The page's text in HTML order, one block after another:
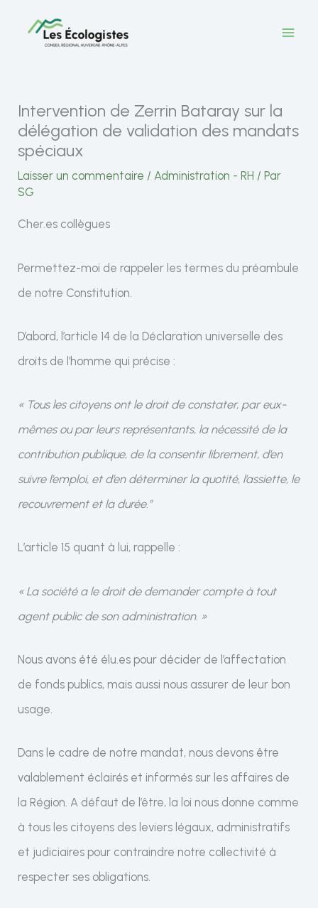
Intervention de Zerrin Bataray sur la
délégation de validation des mandats
spéciaux
Laisser un commentaire /Administration - RH / Par
SG
Cher.es collègues
Permettez-moi de rappeler les termes du préambule
de notre Constitution.
D’abord, l’article 14 de la Déclaration universelle des
droits de l’homme qui précise :
« Tous les citoyens ont le droit de constater, par eux-
mêmes ou par leurs représentants, la nécessité de la
contribution publique, de la consentir librement, d’en
suivre l’emploi, et d’en déterminer la quotité, l’assiette, le
recouvrement et la durée.”
L’article 15 quant à lui, rappelle :
« La société a le droit de demander compte à tout
agent public de son administration. »
Nous avons été élu.es pour décider de l’affectation
de fonds publics, mais aussi nous assurer de leur bon
usage.
Dans le cadre de notre mandat, nous devons être
valablement éclairés et informés sur les affaires de
la Région. A défaut de l’être, la loi nous donne comme
à tous les citoyens des leviers légaux, administratifs
et judiciaires pour contraindre notre collectivité à
respecter ses obligations.